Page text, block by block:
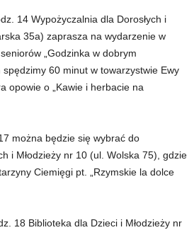
14 Wypożyczalnia dla Dorosłych i
35a) zaprasza na wydarzenie w
„Godzinka w dobrym
spędzimy 60 minut w towarzystwie Ewy
opowie o „Kawie i herbacie na
można będzie się wybrać do
i Młodzieży nr 10 (ul. Wolska 75), gdzie
Ciemięgi pt. „Rzymskie la dolce
18 Biblioteka dla Dzieci i Młodzieży nr